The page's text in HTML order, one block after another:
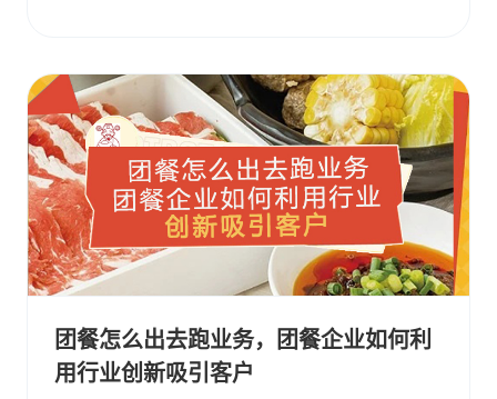
团餐怎么出去跑业务，团餐企业如何利
用行业创新吸引客户